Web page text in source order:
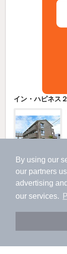
By using our
our partners
advertising
our services.
アプリに
会員登録
イン・ハピネス
すべての写真
駐車場あり